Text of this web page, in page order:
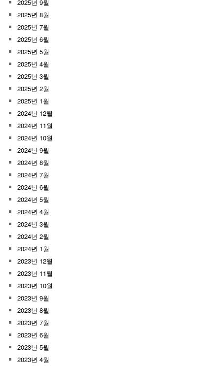
2025년 9월
2025년 8월
2025년 7월
2025년 6월
2025년 5월
2025년 4월
2025년 3월
2025년 2월
2025년 1월
2024년 12월
2024년 11월
2024년 10월
2024년 9월
2024년 8월
2024년 7월
2024년 6월
2024년 5월
2024년 4월
2024년 3월
2024년 2월
2024년 1월
2023년 12월
2023년 11월
2023년 10월
2023년 9월
2023년 8월
2023년 7월
2023년 6월
2023년 5월
2023년 4월